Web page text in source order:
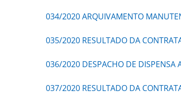
034/2020 ARQUIVAMENTO
035/2020 RESULTADO DA
036/2020 DESPACHO DE DISPENSA
037/2020 RESULTADO DA